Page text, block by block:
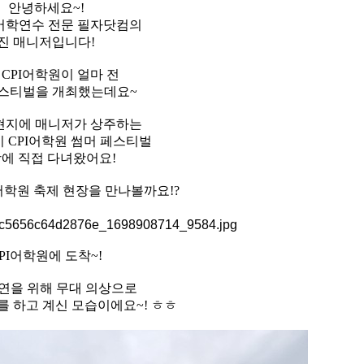
안녕하세요~!
학연수 전문 필자닷컴의
매니저입니다!
어학원이 얼마 전
티벌을 개최했는데요~
지에 매니저가 상주하는
CPI어학원 썸머 페스티벌
직접 다녀왔어요!
학원 축제 현장을 만나볼까요!?
어학원에 도착~!
을 위해 무대 의상으로
하고 계신 모습이에요~! ㅎㅎ